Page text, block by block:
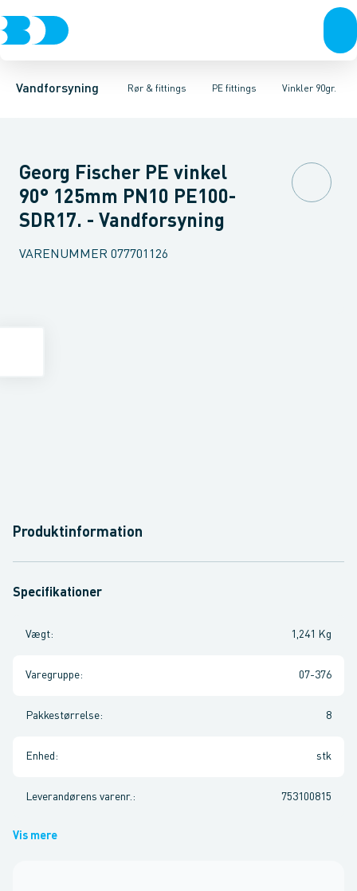
Vandforsyning Rør & fittings
Rør & fittingsKoblinger & anboringerMuffer, klemmer &
PE fittings
PE rørPE EL fittingsPE fittings Duktiljern fittingsVinkler 90gr.
Vinkler 90gr.Vinkler 60gr.Vinkler 45gr.Vinkler 30gr.Vinkler
Georg Fischer PE vinkel
90° 125mm PN10 PE100-
SDR17. - Vandforsyning
VARENUMMER 077701126
Produktinformation
Specifikationer
Vægt: 1,241 Kg
Varegruppe: 07-376
Pakkestørrelse: 8
Enhed : stk
Leverandørens varenr. : 753100815
Vis mere